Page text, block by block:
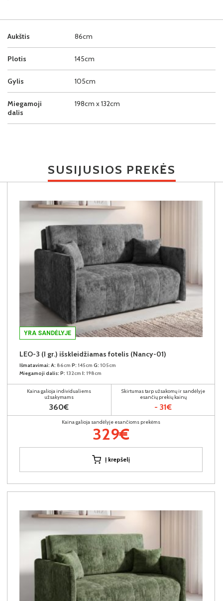
Aukštis 86cm
Plotis 145cm
Gylis 105cm
Miegamoji
dalis
198cm x 132cm
SUSIJUSIOS PREKĖS
YRA SANDĖLYJE
LEO-3 (I gr.) išskleidžiamas fotelis (Nancy-01)
Išmatavimai: A: 86cm P: 145cm G: 105cm
Miegamoji dalis: P: 132cm I: 198cm
Kaina galioja individualiems
užsakymams
360€
Skirtumas tarp užsakomų ir sandėlyje
esančių prekių kainų
- 31€
Kaina galioja sandėlyje esančioms prekėms
329€
Į krepšelį